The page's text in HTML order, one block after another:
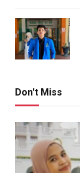
Don't Miss